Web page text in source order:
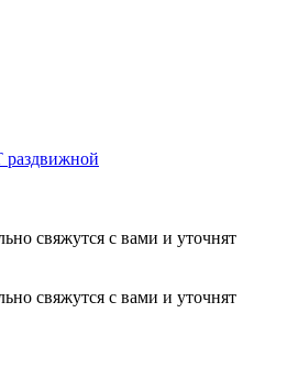
свяжутся с вами и уточнят
свяжутся с вами и уточнят